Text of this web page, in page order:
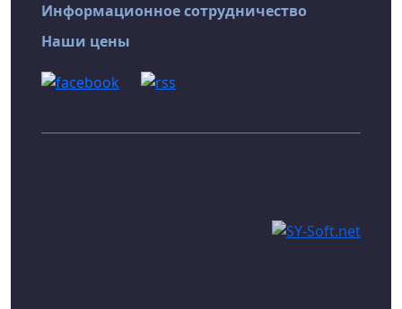
Информационное сотрудничество
Наши цены